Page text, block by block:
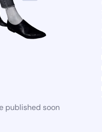
published soon